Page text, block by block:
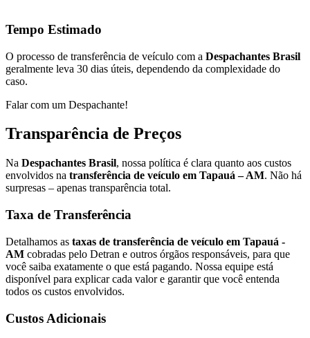
Tempo Estimado
O processo de transferência de veículo com a Despachantes Brasil
geralmente leva 30 dias úteis, dependendo da complexidade do
caso.
Falar com um Despachante!
Transparência de Preços
Na Despachantes Brasil, nossa política é clara quanto aos custos
envolvidos na transferência de veículo em Tapauá – AM. Não há
surpresas – apenas transparência total.
Taxa de Transferência
Detalhamos as taxas de transferência de veículo em Tapauá -
AM cobradas pelo Detran e outros órgãos responsáveis, para que
você saiba exatamente o que está pagando. Nossa equipe está
disponível para explicar cada valor e garantir que você entenda
todos os custos envolvidos.
Custos Adicionais